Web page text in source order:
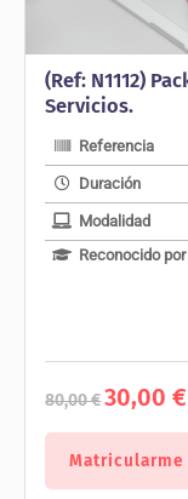
(Ref: N1112)
Servicios.
Referencia
Duración
Modalidad
Reconocido por
80,00€
El
precio
original
80,00 €.
30,00€
Matricularme